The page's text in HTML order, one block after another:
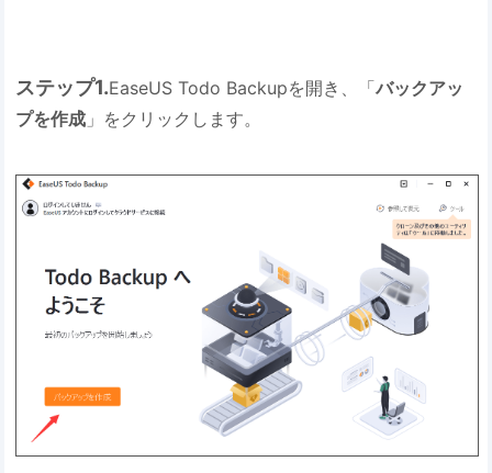
ステップ1.EaseUS Todo Backupを開き、「バックアッ
プを作成 」をクリックします。